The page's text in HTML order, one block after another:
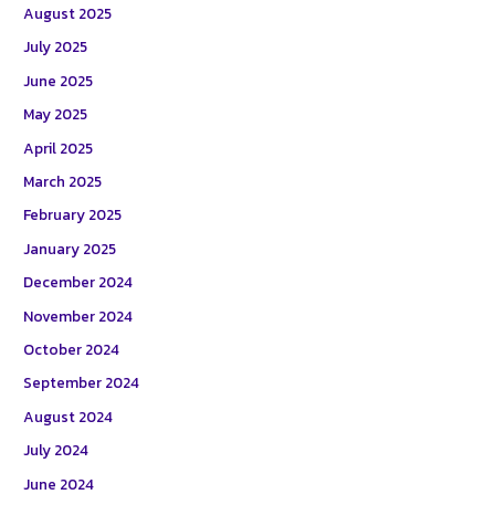
August 2025
July 2025
June 2025
May 2025
April 2025
March 2025
February 2025
January 2025
December 2024
November 2024
October 2024
September 2024
August 2024
July 2024
June 2024